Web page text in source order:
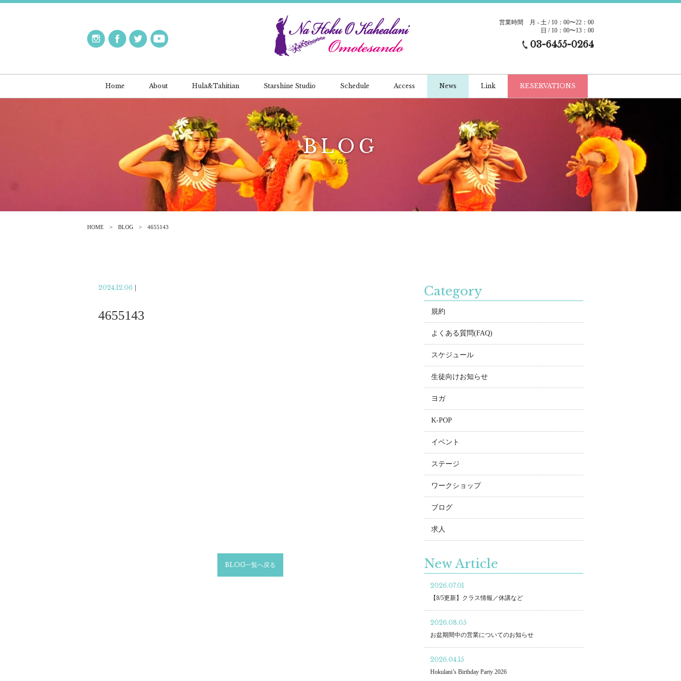
営業時間
月 - 土 / 10：00〜22：00
日 / 10：00〜13：00
03-6455-0264
Home About Hula&Tahitian Starshine Studio Schedule Access News Link RESERVATIONS
BLOG
ブログ
HOME BLOG 4655143
2024.12.06
4655143
BLOG一覧へ戻る
Category
規約
よくある質問(FAQ)
スケジュール
生徒向けお知らせ
ヨガ
K-POP
イベント
ステージ
ワークショップ
ブログ
求人
New Article
2026.07.01
【8/5更新】クラス情報／休講など
2026.08.05
お盆期間中の営業についてのお知らせ
2026.04.15
Hokulani’s Birthday Party 2026